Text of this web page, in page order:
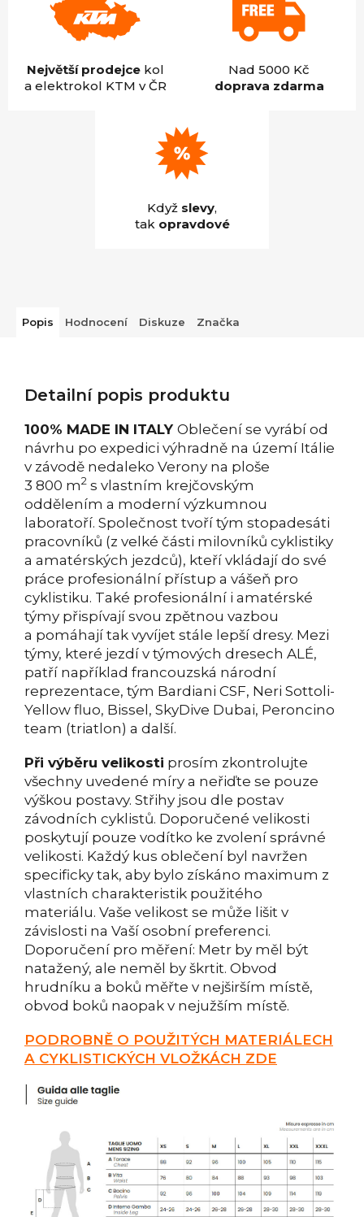
Největší prodejcekol
a elektrokol KTM v ČR
Nad 5000 Kč
doprava zdarma
Když slevy,
tak opravdové
Popis Hodnocení Diskuze Značka
Detailní popis produktu
100% MADE IN ITALY Oblečení se vyrábí od
návrhu po expedici výhradně na území Itálie
v závodě nedaleko Verony na ploše
3 800 m2 s vlastním krejčovským
oddělením a moderní výzkumnou
laboratoří. Společnost tvoří tým stopadesáti
pracovníků (z velké části milovníků cyklistiky
a amatérských jezdců), kteří vkládají do své
práce profesionální přístup a vášeň pro
cyklistiku. Také profesionální i amatérské
týmy přispívají svou zpětnou vazbou
a pomáhají tak vyvíjet stále lepší dresy. Mezi
týmy, které jezdí v týmových dresech ALÉ,
patří například francouzská národní
reprezentace, tým Bardiani CSF, Neri Sottoli-
Yellow fluo, Bissel, SkyDive Dubai, Peroncino
team (triatlon) a další.
Při výběru velikosti prosím zkontrolujte
všechny uvedené míry a neřiďte se pouze
výškou postavy. Střihy jsou dle postav
závodních cyklistů. Doporučené velikosti
poskytují pouze vodítko ke zvolení správné
velikosti. Každý kus oblečení byl navržen
specificky tak, aby bylo získáno maximum z
vlastních charakteristik použitého
materiálu. Vaše velikost se může lišit v
závislosti na Vaší osobní preferenci.
Doporučení pro měření: Metr by měl být
natažený, ale neměl by škrtit. Obvod
hrudníku a boků měřte v nejširším místě,
obvod boků naopak v nejužším místě.
PODROBNĚ O POUŽITÝCH MATERIÁLECH
A CYKLISTICKÝCH VLOŽKÁCH ZDE